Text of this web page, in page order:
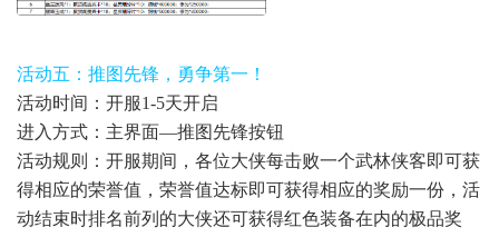
活动五：推图先锋，勇争第一！
活动时间：开服1-5天开启
进入方式：主界面—推图先锋按钮
活动规则：开服期间，各位大侠每击败一个武林侠客即可获
得相应的荣誉值，荣誉值达标即可获得相应的奖励一份，活
动结束时排名前列的大侠还可获得红色装备在内的极品奖